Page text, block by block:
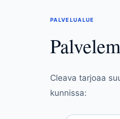
PALVELUALUE
Cleava tarjoaa
kunnissa: